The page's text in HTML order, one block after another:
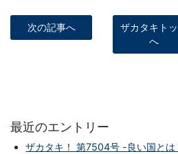
次の記事へ
ザカタキト
へ
最近のエントリー
ザカタキ！ 第7504号 -良い国とは